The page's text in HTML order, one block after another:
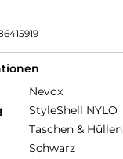
Nevox
StyleShell NYLO
Taschen & Hüllen
Schwarz